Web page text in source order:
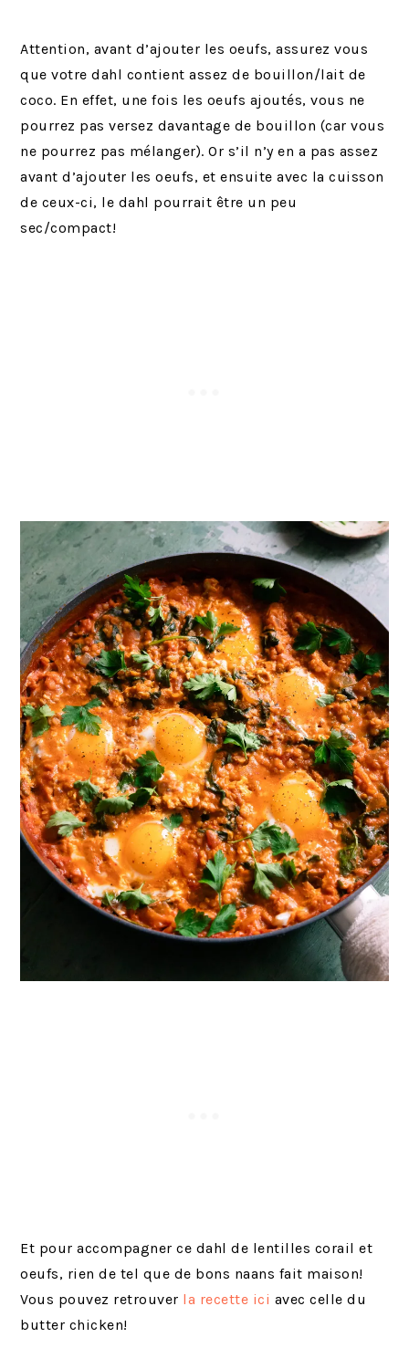
Attention, avant d’ajouter les oeufs, assurez vous
que votre dahl contient assez de bouillon/lait de
coco. En effet, une fois les oeufs ajoutés, vous ne
pourrez pas versez davantage de bouillon (car vous
ne pourrez pas mélanger). Or s’il n’y en a pas assez
avant d’ajouter les oeufs, et ensuite avec la cuisson
de ceux-ci, le dahl pourrait être un peu
sec/compact!
Et pour accompagner ce dahl de lentilles corail et
oeufs, rien de tel que de bons naans fait maison!
Vous pouvez retrouver la recette ici avec celle du
butter chicken!